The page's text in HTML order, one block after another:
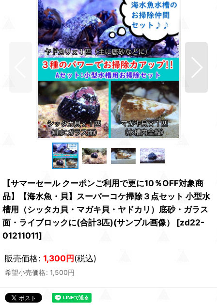
【サマーセール クーポンご利用で更に10％OFF対象商
品】【海水魚・貝】スーパーコケ掃除３点セット 小型水
槽用（シッタカ貝・マガキ貝・ヤドカリ）底砂・ガラス
面・ライブロックに(合計3匹)(サンプル画像）
[zd22-
01211011]
販売価格: 1,300円(税込)
希望小売価格: 1,500円